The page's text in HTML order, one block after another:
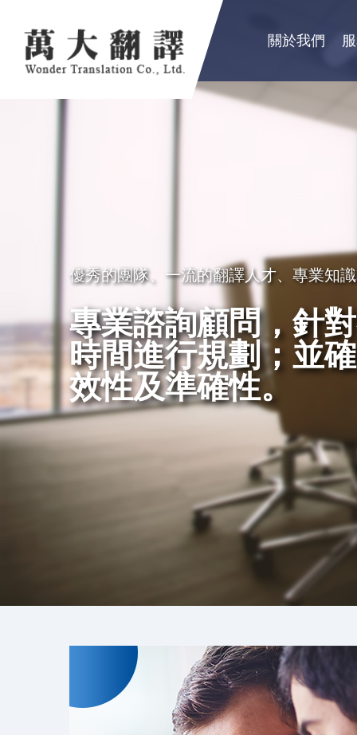
關於我們
優秀的團隊、一流的翻譯人才、專業知
專業諮詢顧問，針
時間進行規劃；並
效性及準確性。
卓越品質服務顧客，創造出翻譯真實價
精益求精，配合市
的服務理念，以真
的服務品質回饋更
秉持成功的企業要領，永續經營
良好的服務及翻譯
公、民營機構、工
可